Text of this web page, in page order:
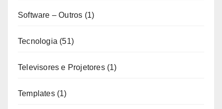
Software – Outros (1)
Tecnologia (51)
Televisores e Projetores(1)
Templates(1)